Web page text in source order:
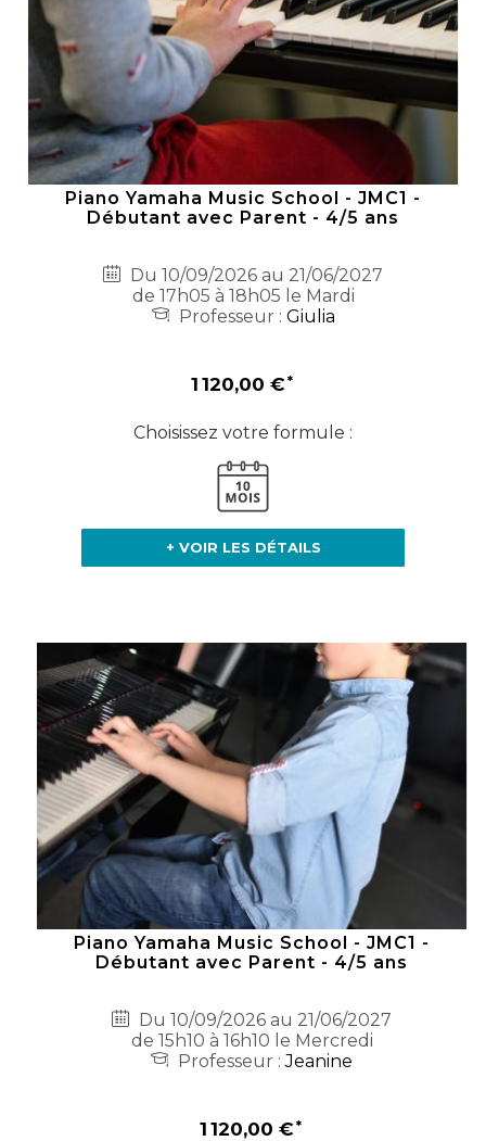
Piano Yamaha Music School - JMC1 -
Débutant avec Parent - 4/5 ans
Du 10/09/2026 au 21/06/2027
de 17h05 à 18h05 le Mardi
Professeur : Giulia
1 120,00 €
Choisissez votre formule :
+ VOIR LES DÉTAILS
Piano Yamaha Music School - JMC1 -
Débutant avec Parent - 4/5 ans
Du 10/09/2026 au 21/06/2027
de 15h10 à 16h10 le Mercredi
Professeur :Jeanine
1 120,00 €